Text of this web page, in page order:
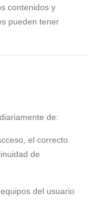
contenidos y
pueden tener
de:
el correcto
de
del usuario